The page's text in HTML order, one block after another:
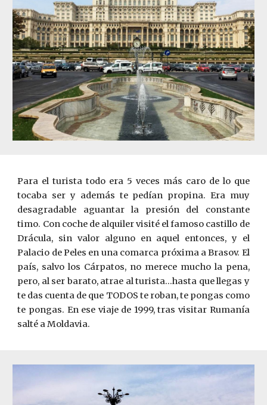
Para el turista todo era 5 veces más caro de lo que
tocaba ser y además te pedían propina. Era muy
desagradable aguantar la presión del constante
timo. Con coche de alquiler visité el famoso castillo de
Drácula, sin valor alguno en aquel entonces, y el
Palacio de Peles en una comarca próxima a Brasov. El
país, salvo los Cárpatos, no merece mucho la pena,
pero, al ser barato, atrae al turista…hasta que llegas y
te das cuenta de que TODOS te roban, te pongas como
te pongas. En ese viaje de 1999, tras visitar Rumanía
salté a Moldavia.